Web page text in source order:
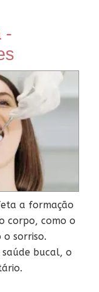
-
a formação
corpo, como o
o sorriso.
bucal, o